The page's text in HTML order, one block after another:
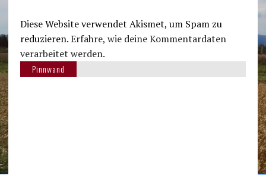
Diese Website verwendet Akismet, um Spam zu
reduzieren.Erfahre, wie deine Kommentardaten
verarbeitet werden.
Pinnwand